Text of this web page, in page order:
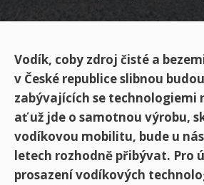
Vodík, coby zdroj čisté a
v České republice slibnou
zabývajících se technologiemi
ať už jde o samotnou výrobu,
vodíkovou mobilitu, bude u
letech rozhodně přibývat. Pro
prosazení vodíkových